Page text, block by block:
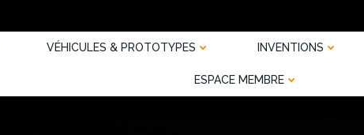
VÉHICULES & PROTOTYPES INVENTIONS
ESPACE MEMBRE